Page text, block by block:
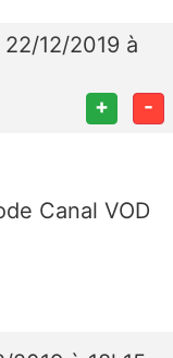
22/12/2019 à
+ -
Canal VOD